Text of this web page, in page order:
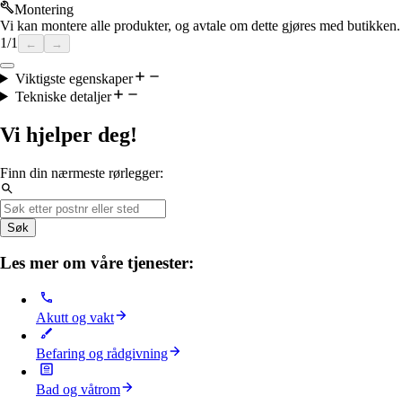
Montering
Vi kan montere alle produkter, og avtale om dette gjøres med butikken.
1/1 ← →
Viktigste egenskaper
Tekniske detaljer
Vi hjelper deg!
Finn din nærmeste rørlegger:
Søk
Les mer om våre tjenester:
Akutt og vakt
Befaring og rådgivning
Bad og våtrom